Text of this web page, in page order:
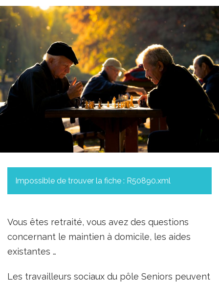
Impossible de trouver la fiche : R50890.xml
Vous êtes retraité, vous avez des questions
concernant le maintien à domicile, les aides
existantes …
Les travailleurs sociaux du pôle Seniors peuvent